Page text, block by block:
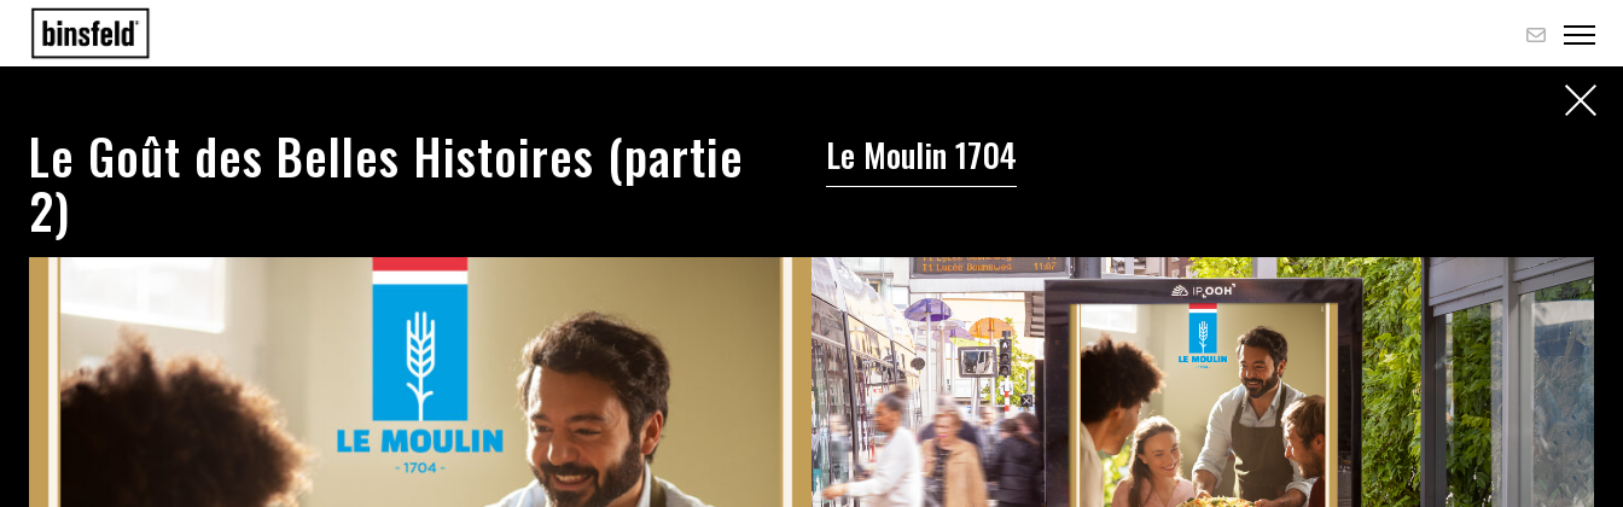
Le Goût des Belles Histoires (partie
2)
Le Moulin 1704